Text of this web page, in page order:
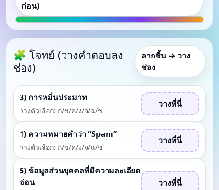
ก่อน)
🧩 โจทย์ (วางคำตอบลง
ช่อง)
ลากชิ้น → วาง
ช่อง
3) การหมิ่นประมาท
วางตัวเลือก: ก/ข/ค/ง/จ/ฉ/ช
วางที่นี่
1) ความหมายคำว่า “Spam”
วางตัวเลือก: ก/ข/ค/ง/จ/ฉ/ช
วางที่นี่
5) ข้อมูลส่วนบุคคลที่มีความละเอียด
อ่อน
วางที่นี่